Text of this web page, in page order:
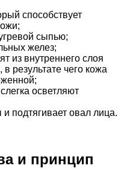
способствует
сыпью;
желез;
из внутреннего слоя
результате чего кожа
осветляют
подтягивает овал лица.
и принцип